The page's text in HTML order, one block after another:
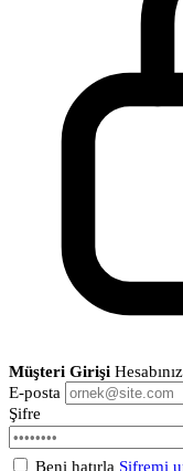
Müşteri Girişi
E-posta
Şifre
Beni hatırla Şifremi